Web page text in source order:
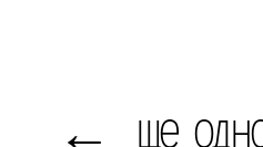
← ще